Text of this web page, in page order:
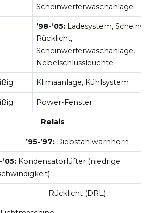
Scheinwerferwaschanlage
’98-’05: Ladesystem,
Rücklicht,
Scheinwerferwaschanlage,
Nebelschlussleuchte
Klimaanlage, Kühlsystem
Power-Fenster
Relais
’95-’97:Diebstahlwarnhorn
’05: Kondensatorlüfter (niedrige
Rücklicht (DRL)